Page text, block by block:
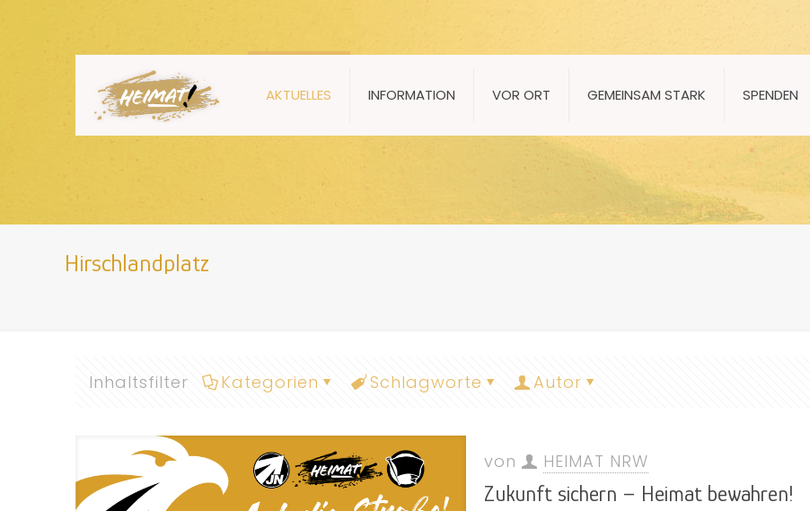
AKTUELLES INFORMATION VOR ORT GEMEINSAM STARK SPENDEN
Hirschlandplatz
Inhaltsfilter Kategorien Schlagworte Autor
von HEIMAT NRW
Zukunft sichern – Heimat bewahren!